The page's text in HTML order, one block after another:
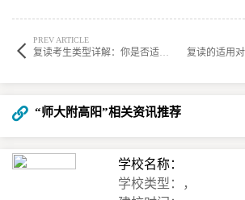
PREV ARTICLE
复读考生类型详解：你是否适合复读？
“师大附高阳”相关资讯推荐
学校名称：
学校类型：，